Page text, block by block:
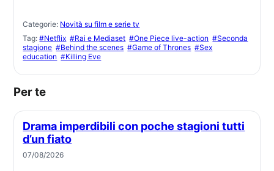
Categorie: Novità su film e serie tv
Tag:#Netflix #Rai e Mediaset #One Piece live-action #Seconda
stagione #Behind the scenes #Game of Thrones #Sex
education #Killing Eve
Per te
Drama imperdibili con poche stagioni tutti
d’un fiato
07/08/2026